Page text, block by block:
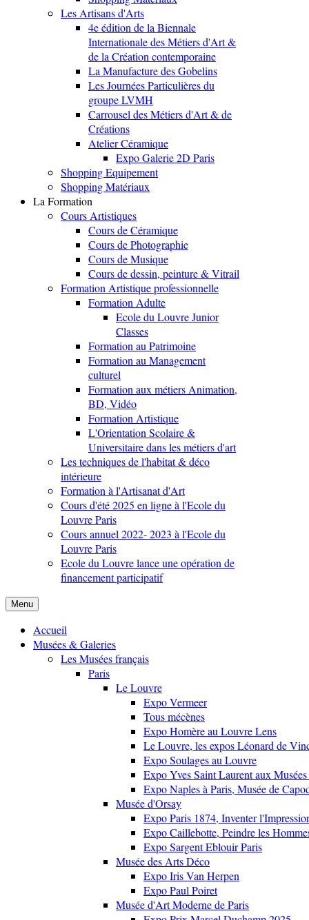
Les Artisans d'Arts
4e édition de la Biennale
Internationale des Métiers d'Art &
de la Création contemporaine
La Manufacture des Gobelins
Les Journées Particulières du
groupe LVMH
Carrousel des Métiers d'Art & de
Créations
Atelier Céramique
Expo Galerie 2D Paris
Shopping Equipement
Shopping Matériaux
La Formation
Cours Artistiques
Cours de Céramique
Cours de Photographie
Cours de Musique
Cours de dessin, peinture & Vitrail
Formation Artistique professionnelle
Formation Adulte
Ecole du Louvre Junior
Classes
Formation au Patrimoine
Formation au Management
culturel
Formation aux métiers Animation,
BD, Vidéo
Formation Artistique
L'Orientation Scolaire &
Universitaire dans les métiers d'art
Les techniques de l'habitat & déco
intérieure
Formation à l'Artisanat d'Art
Cours d'été 2025 en ligne à l'Ecole du
Louvre Paris
Cours annuel 2022- 2023 à l'Ecole du
Louvre Paris
Ecole du Louvre lance une opération de
financement participatif
Menu
Accueil
Musées & Galeries
Les Musées français
Paris
Le Louvre
Expo Vermeer
Tous mécènes
Expo Homère au Louvre Lens
Le Louvre, les expos Léonard de
Expo Soulages au Louvre
Expo Yves Saint Laurent aux
Expo Naples à Paris, Musée de
Musée d'Orsay
Expo Paris 1874, Inventer
Expo Caillebotte, Peindre les
Expo Sargent Eblouir Paris
Musée des Arts Déco
Expo Iris Van Herpen
Expo Paul Poiret
Musée d'Art Moderne de Paris